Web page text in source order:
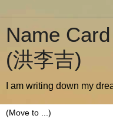
Name
(洪李吉)
I am writing down my